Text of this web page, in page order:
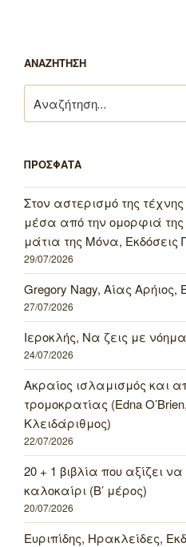
ΑΝΑΖΗΤΗΣΗ
για:
ΠΡΟΣΦΑΤΑ
Στον αστερισμό της
μέσα από την ομορφιά
μάτια της Μόνα, Εκδόσεις
29/07/2026
Gregory Nagy, Αίας
27/07/2026
Ιεροκλής, Να ζεις με
24/07/2026
Ακραίος ισλαμισμός και
τρομοκρατίας (Edna
Κλειδάριθμος)
22/07/2026
20 + 1 βιβλία που αξίζει
καλοκαίρι (Β’ μέρος)
20/07/2026
Ευριπίδης, Ηρακλείδες,